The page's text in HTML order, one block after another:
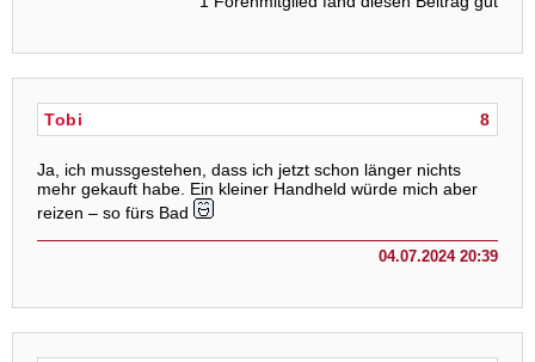
8
Tobi
Ja, ich mussgestehen, dass ich jetzt schon länger nichts
mehr gekauft habe. Ein kleiner Handheld würde mich aber
reizen – so fürs Bad
04.07.2024 20:39